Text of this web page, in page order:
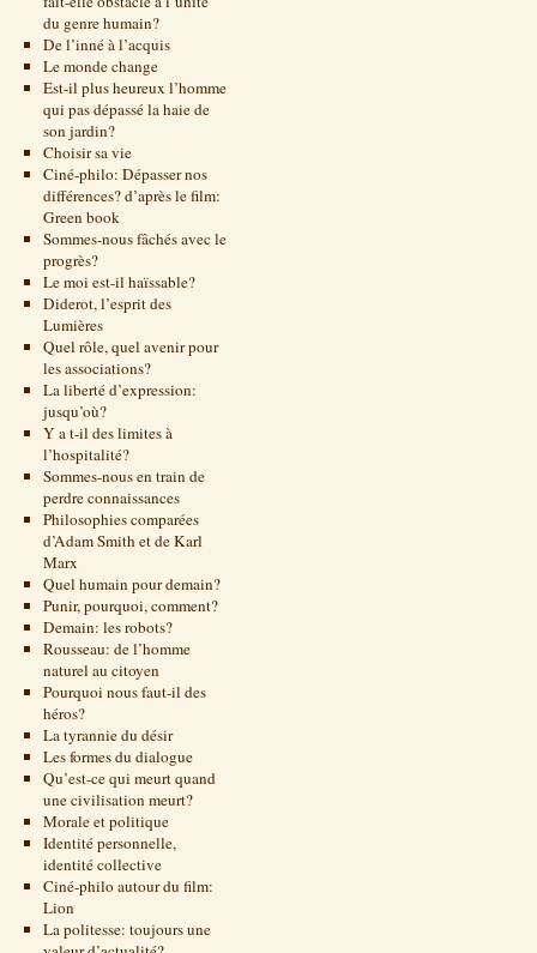
du genre humain?
De l’inné à l’acquis
Le monde change
Est-il plus heureux l’homme
qui pas dépassé la haie de
son jardin?
Choisir sa vie
Ciné-philo: Dépasser nos
différences? d’après le film:
Green book
Sommes-nous fâchés avec le
progrès?
Le moi est-il haïssable?
Diderot, l’esprit des
Lumières
Quel rôle, quel avenir pour
les associations?
La liberté d’expression:
jusqu’où?
Y a t-il des limites à
l’hospitalité?
Sommes-nous en train de
perdre connaissances
Philosophies comparées
d’Adam Smith et de Karl
Marx
Quel humain pour demain?
Punir, pourquoi, comment?
Demain: les robots?
Rousseau: de l’homme
naturel au citoyen
Pourquoi nous faut-il des
héros?
La tyrannie du désir
Les formes du dialogue
Qu’est-ce qui meurt quand
une civilisation meurt?
Morale et politique
Identité personnelle,
identité collective
Ciné-philo autour du film:
Lion
La politesse: toujours une